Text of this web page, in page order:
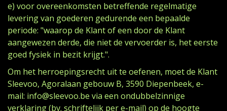
e) voor overeenkomsten betreffende regelmatige
levering van goederen gedurende een bepaalde
periode: "waarop de Klant of een door de Klant
aangewezen derde, die niet de vervoerder is, het eerste
goed fysiek in bezit krijgt.".
Om het herroepingsrecht uit te oefenen, moet de Klant
Sleevoo, Agoralaan gebouw B, 3590 Diepenbeek, e-
mail: info@sleevoo.be via een ondubbelzinnige
verklaring (bv. schriftelijk per e-mail) op de hoogte